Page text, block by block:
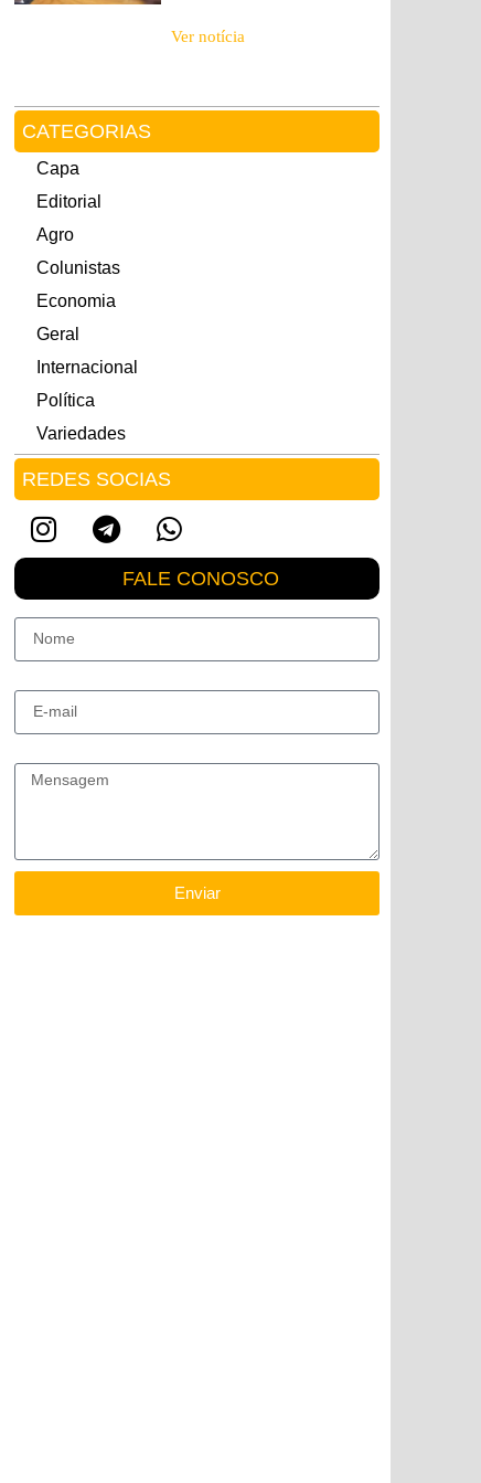
Ver notícia
CATEGORIAS
Capa
Editorial
Agro
Colunistas
Economia
Geral
Internacional
Política
Variedades
REDES SOCIAS
FALE CONOSCO
Enviar